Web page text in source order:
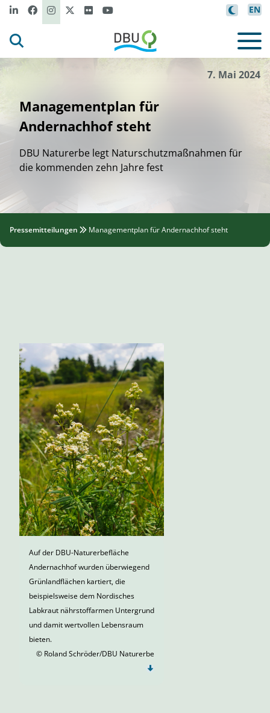
EN
©
Gesa
W
ann
i
ck
7. Mai 2024
Managementplan für
Andernachhof steht
DBU Naturerbe legt Naturschutzmaßnahmen für
die kommenden zehn Jahre fest
Pressemitteilungen Managementplan für Andernachhof steht
Auf der DBU-Naturerbefläche
Andernachhof wurden überwiegend
Grünlandflächen kartiert, die
beispielsweise dem Nordisches
Labkraut nährstoffarmen Untergrund
und damit wertvollen Lebensraum
bieten.
© Roland Schröder/DBU Naturerbe